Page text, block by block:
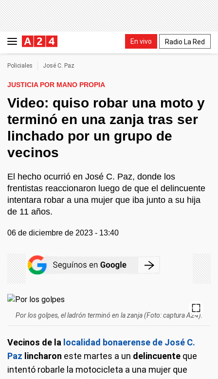
En vivo Radio La Red
Policiales José C. Paz
JUSTICIA POR MANO PROPIA
Video: quiso robar una moto y
terminó en una zanja tras ser
linchado por un grupo de
vecinos
El hecho ocurrió en José C. Paz, donde los
frentistas reaccionaron luego de que el delincuente
intentara robar a una mujer que iba junto a su hija
de 11 años.
06 de diciembre de 2023 - 13:40
Por los golpes, el ladrón terminó en la zanja (Foto: captura A24).
Vecinos de la localidad bonaerense de José C.
Paz lincharon este martes a un delincuente que
intentó robarle la motocicleta a una mujer que